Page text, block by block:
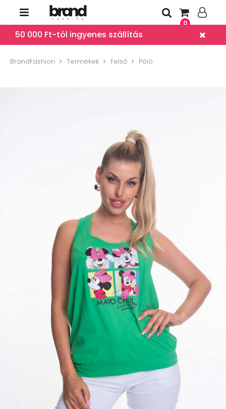
0
50 000 Ft-tól ingyenes szállítás
BrandFashion Termékek Felső Póló